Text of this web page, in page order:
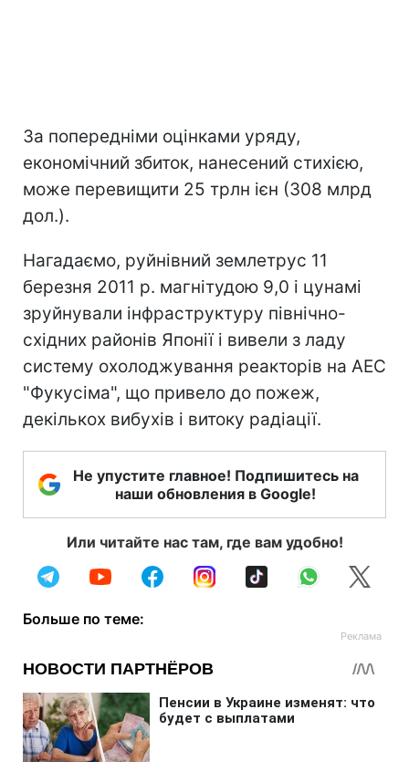
За попередніми оцінками уряду,
економічний збиток, нанесений стихією,
може перевищити 25 трлн ієн (308 млрд
дол.).
Нагадаємо, руйнівний землетрус 11
березня 2011 р. магнітудою 9,0 і цунамі
зруйнували інфраструктуру північно-
східних районів Японії і вивели з ладу
систему охолоджування реакторів на АЕС
"Фукусіма", що привело до пожеж,
декількох вибухів і витоку радіації.
Не упустите главное! Подпишитесь на
наши обновления в Google!
Или читайте нас там, где вам удобно!
Больше по теме: